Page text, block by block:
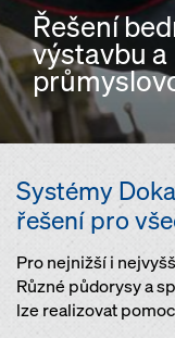
Řešení
výstavbu a
Systémy
řešení pro
Pro nejnižší i
Různé půdorysy a
lze realizovat